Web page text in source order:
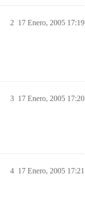
17 Enero, 2005 17:19
2
17 Enero, 2005 17:20
3
17 Enero, 2005 17:21
4